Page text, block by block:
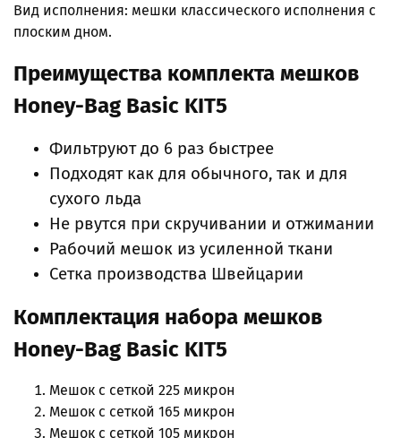
Вид исполнения: мешки классического исполнения с
плоским дном.
Преимущества комплекта мешков
Honey-Bag Basic KIT5
Фильтруют до 6 раз быстрее
Подходят как для обычного, так и для
сухого льда
Не рвутся при скручивании и отжимании
Рабочий мешок из усиленной ткани
Сетка производства Швейцарии
Комплектация набора мешков
Honey-Bag Basic KIT5
Мешок с сеткой 225 микрон
Мешок с сеткой 165 микрон
Мешок с сеткой 105 микрон